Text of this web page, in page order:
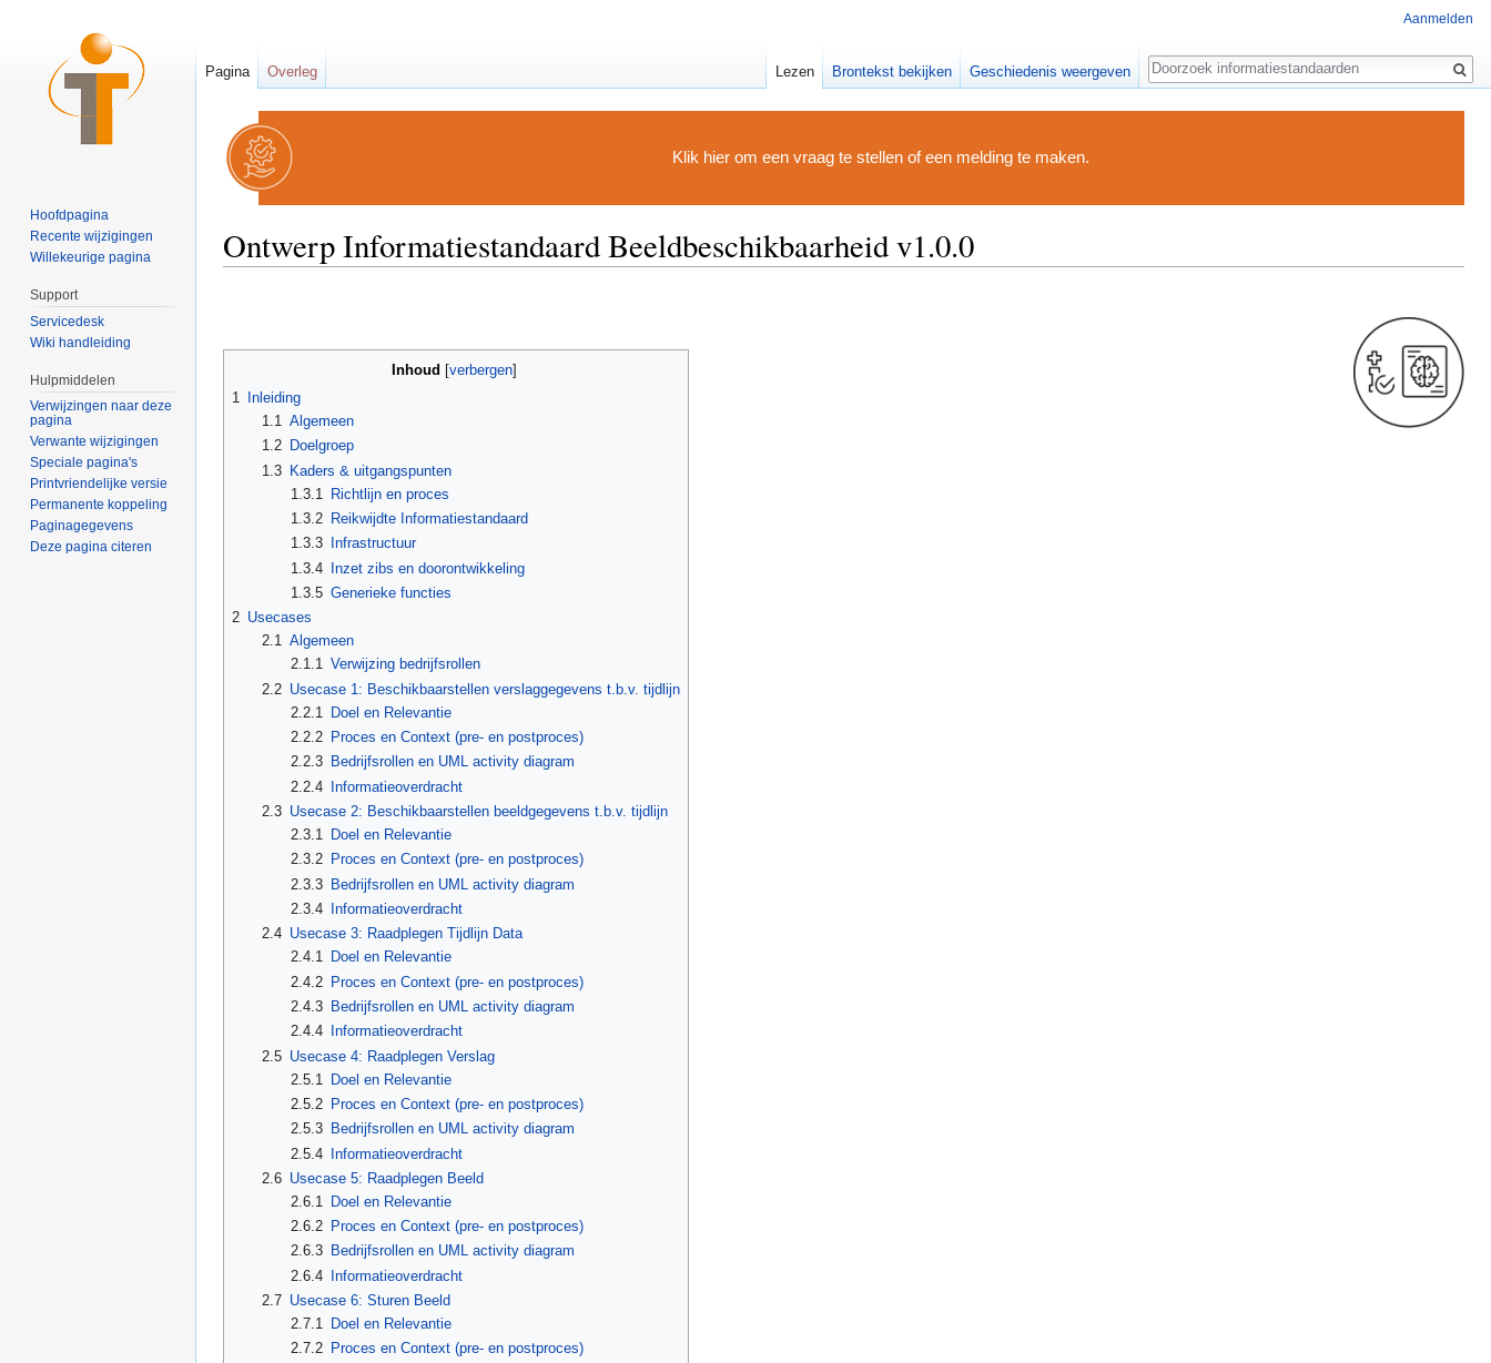
Klik hier om een vraag te stellen of een melding te maken.
Ontwerp Informatiestandaard Beeldbeschikbaarheid v1.0.0
Inhoud verbergen]
1
Inleiding
1.1
Algemeen
1.2
Doelgroep
1.3 Kaders & uitgangspunten
1.3.1
Richtlijn en proces
1.3.2 Reikwijdte Informatiestandaard
1.3.3
Infrastructuur
1.3.4 Inzet zibs en doorontwikkeling
1.3.5 Generieke functies
2 Usecases
2.1 Algemeen
2.1.1 Verwijzing bedrijfsrollen
2.2 Usecase 1: Beschikbaarstellen verslaggegevens t.b.v. tijdlijn
2.2.1
Doel en Relevantie
2.2.2 Proces en Context (pre- en postproces)
2.2.3 Bedrijfsrollen en UML activity diagram
2.2.4 Informatieoverdracht
2.3 Usecase 2: Beschikbaarstellen beeldgegevens t.b.v. tijdlijn
2.3.1
Doel en Relevantie
2.3.2 Proces en Context (pre- en postproces)
2.3.3 Bedrijfsrollen en UML activity diagram
2.3.4
Informatieoverdracht
2.4 Usecase 3: Raadplegen Tijdlijn Data
2.4.1 Doel en Relevantie
2.4.2 Proces en Context (pre- en postproces)
2.4.3 Bedrijfsrollen en UML activity diagram
2.4.4
Informatieoverdracht
2.5 Usecase 4: Raadplegen Verslag
2.5.1
Doel en Relevantie
2.5.2 Proces en Context (pre- en postproces)
2.5.3 Bedrijfsrollen en UML activity diagram
2.5.4 Informatieoverdracht
2.6 Usecase 5: Raadplegen Beeld
2.6.1
Doel en Relevantie
2.6.2 Proces en Context (pre- en postproces)
2.6.3 Bedrijfsrollen en UML activity diagram
2.6.4
Informatieoverdracht
2.7 Usecase 6: Sturen Beeld
2.7.1 Doel en Relevantie
2.7.2 Proces en Context (pre- en postproces)
Aanmelden
Pagina Overleg Lezen Brontekst bekijken Geschiedenis weergeven
Zoeken
Hoofdpagina
Recente wijzigingen
Willekeurige pagina
Support
Servicedesk
Wiki handleiding
Hulpmiddelen
Verwijzingen naar deze
pagina
Verwante wijzigingen
Speciale pagina's
Printvriendelijke versie
Permanente koppeling
Paginagegevens
Deze pagina citeren